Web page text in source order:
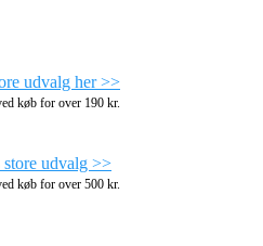
udvalg her >>
køb for over 190 kr.
store udvalg >>
køb for over 500 kr.